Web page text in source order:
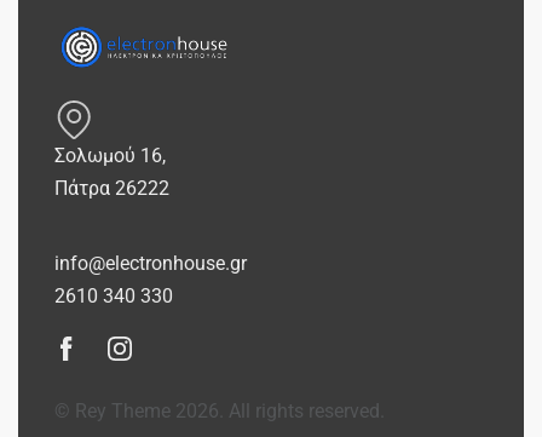
Σολωμού 16,
Πάτρα 26222
info@electronhouse.gr
2610 340 330
© Rey Theme 2026. All rights reserved.